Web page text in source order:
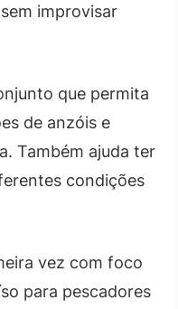
improvisar
que permita
de anzóis e
Também ajuda ter
condições
vez com foco
para pescadores